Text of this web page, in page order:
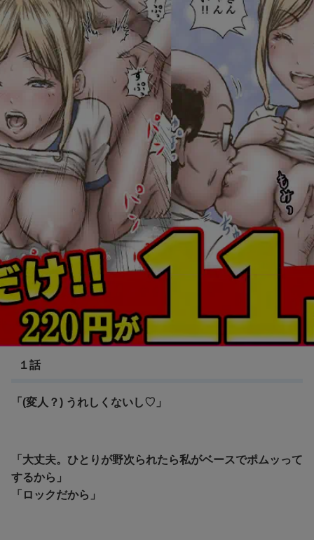
ぼっち・ざ・ろっく！
１話
「(変人？) うれしくないし♡」
「大丈夫。ひとりが野次られたら私がベースでポムッって
するから」
「ロックだから」